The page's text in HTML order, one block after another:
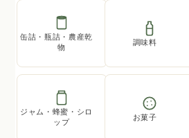
缶詰・瓶詰・農産乾
物
調味料
ジャム・蜂蜜・シロ
ップ
お菓子